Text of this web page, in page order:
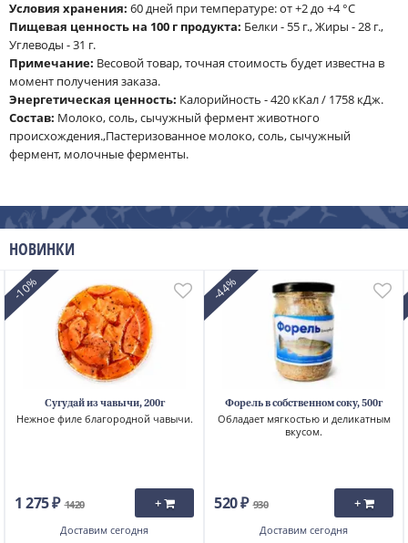
Условия хранения: 60 дней при температуре: от +2 до +4 °C
Пищевая ценность на 100 г продукта: Белки - 55 г., Жиры - 28 г.,
Углеводы - 31 г.
Примечание: Весовой товар, точная стоимость будет известна в
момент получения заказа.
Энергетическая ценность: Калорийность - 420 кКал / 1758 кДж.
Cостав: Молоко, соль, сычужный фермент животного
происхождения.,Пастеризованное молоко, соль, сычужный
фермент, молочные ферменты.
НОВИНКИ
-10%
Сугудай из чавычи, 200г
Нежное филе благородной чавычи.
1 275 ₽ 1420 +
Доставим сегодня
-44%
Форель в собственном соку, 500г
Обладает мягкостью и деликатным
вкусом.
520 ₽ 930 +
Доставим сегодня